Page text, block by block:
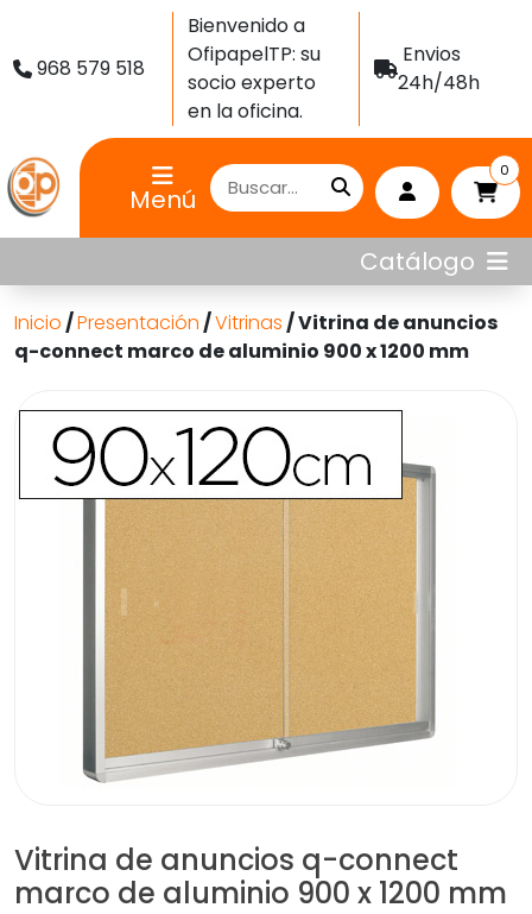
968 579 518
Bienvenido a
OfipapelTP: su
socio experto
en la oficina.
Envios
24h/48h
Menú
0
Catálogo
Inicio/Presentación/Vitrinas/ Vitrina de anuncios
q-connect marco de aluminio 900 x 1200 mm
Vitrina de anuncios q-connect
marco de aluminio 900 x 1200 mm